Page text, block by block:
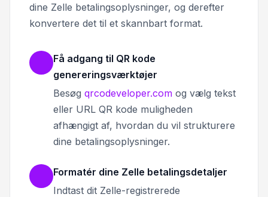
dine Zelle betalingsoplysninger, og derefter
konvertere det til et skannbart format.
Få adgang til QR kode
genereringsværktøjer
Besøg qrcodeveloper.com og vælg tekst
eller URL QR kode muligheden
afhængigt af, hvordan du vil strukturere
dine betalingsoplysninger.
Formatér dine Zelle betalingsdetaljer
Indtast dit Zelle-registrerede